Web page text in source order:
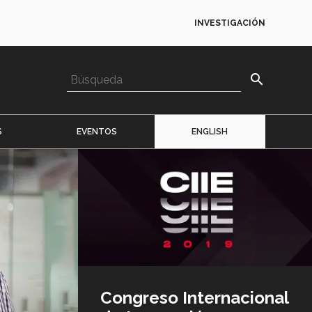
INVESTIGACIÓN
search
EVENTOS ENGLISH
Imagen
logo
Congreso Internacional